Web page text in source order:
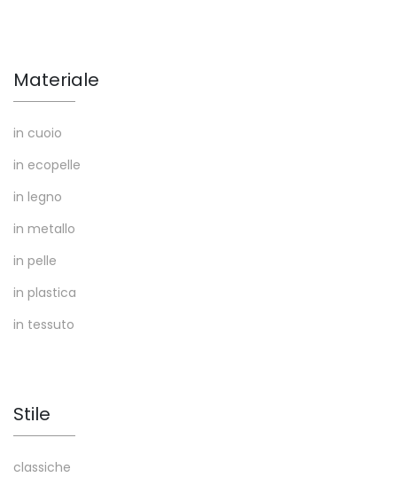
Materiale
in cuoio
in ecopelle
in legno
in metallo
in pelle
in plastica
in tessuto
Stile
classiche